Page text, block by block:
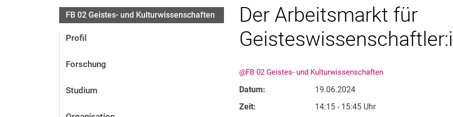
FB 02 Geistes- und Kulturwissenschaften
Profil
Forschung
Studium
Der Arbeitsmarkt für
@FB 02 Geistes- und Kulturwissenschaften
Datum:
19.06.2024
Zeit:
14:15 - 15:45 Uhr